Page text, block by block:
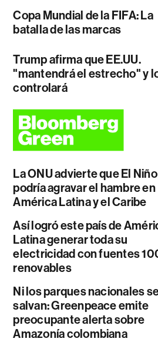
Copa Mundial de la FIFA: La
batalla de las marcas
Trump afirma que EE.UU.
"mantendrá el estrecho" y
controlará
La ONU advierte que El Niño
podría agravar el hambre en
América Latina y el Caribe
Así logró este país de
Latina generar toda su
electricidad con fuentes
renovables
Ni los parques nacionales
salvan: Greenpeace emite
preocupante alerta sobre
Amazonía colombiana